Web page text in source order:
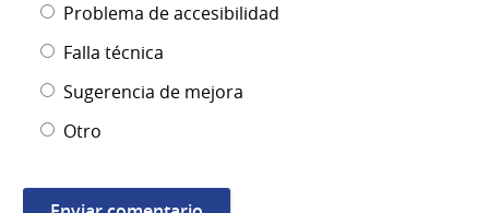
Problema de accesibilidad
Falla técnica
Sugerencia de mejora
Otro